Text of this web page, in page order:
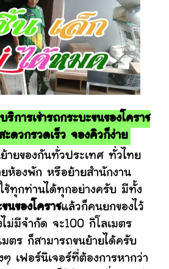
การเช่ารถกระบะขนของโคราช
ดวกรวดเร็ว จองคิวก็ง่าย
งกันทั่วประเทศ ทั่วไทย
ห้องพัก หรือย้ายสำนักงาน
ช้ทุกท่านได้ทุกอย่างครับ มีทั้ง
นของโคราชแล้วก็คนยกของไว้
ไม่มีจำกัด จะ100 กิโลเมตร
ตร ก็สามารถขนย้ายได้ครับ
ๆ เฟอร์นิเจอร์ที่ต้องการหากว่า